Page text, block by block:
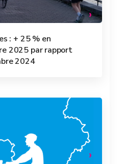
: + 25 % en
2025 par rapport
2024